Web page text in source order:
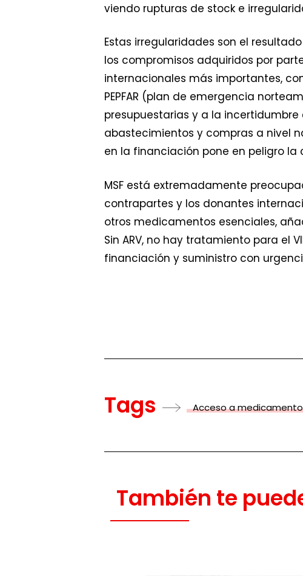
viendo rupturas de stock e
Estas irregularidades son el
los compromisos adquiridos por
internacionales más importantes,
PEPFAR (plan de emergencia
presupuestarias y a la
abastecimientos y compras a nivel
en la financiación pone en peligro la
MSF está extremadamente
contrapartes y los donantes
otros medicamentos esenciales,
Sin ARV, no hay tratamiento para el
financiación y suministro con
Tags Acceso a
También te